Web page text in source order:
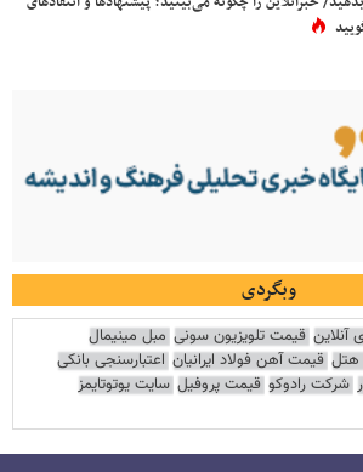
وبگردی
آنلاین قیمت تلویزیون سونی مبل مینیمال
هتل قیمت آهن فولاد ایرانیان اعتبارسنجی بانکی
شرکت رادوکو قیمت پروفیل سایت یوتوتایمز